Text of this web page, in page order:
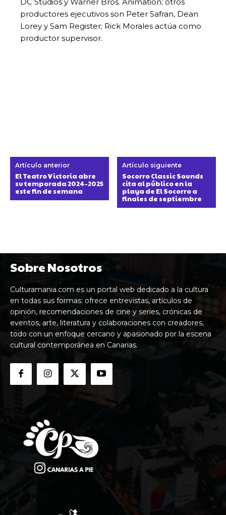
productores ejecutivos son Peter Safran, Dean
Lorey y Sam Register; Rick Morales actúa como
productor supervisor.
Artículo anterior
El Teatro Victoria abre
su temporada 2024-2025
este fin de semana
Artículo siguiente
Socorro Classic Sounds
cita al público en la
playa de El Socorro a
finales de septiembre
Sobre Nosotros
Culturamania.com es un portal web dedicado a la cultura
en todas sus formas: ofrece entrevistas, artículos de
opinión, recomendaciones de cine y series, crónicas de
eventos, arte, literatura y colaboraciones con creadores,
todo con un enfoque cercano y apasionado por la escena
cultural contemporánea en Canarias.